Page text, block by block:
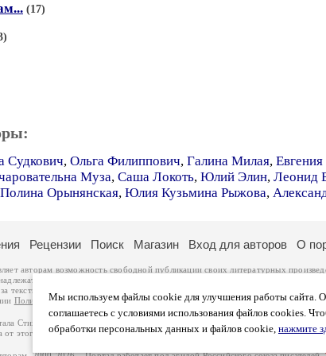
(17)
Судкович, Ольга Филиппович, Галина Милая,
Муза, Саша Локоть, Юлий Элин, Леонид
Полина Орынянская, Юлия Кузьмина Рыжова,
Мы используем файлы cookie для улучшения работы сайта.
соглашаетесь с условиями использования файлов cookies.
обработки персональных данных и файлов cookie, нажмите
Рецензии Поиск Магазин Вход для авторов О
авторам возможность свободной публикации своих литературных
авторам и охраняются
. Перепечатка произведений возможна
тексты произведений авторы несут самостоятельно на основании
Политики обработки персональных данных. Вы также можете посмотреть
Стихи.ру – порядка 200 тысяч посетителей, которые в общей сумме
этого текста. В каждой графе указано по две цифры: количество просмотров